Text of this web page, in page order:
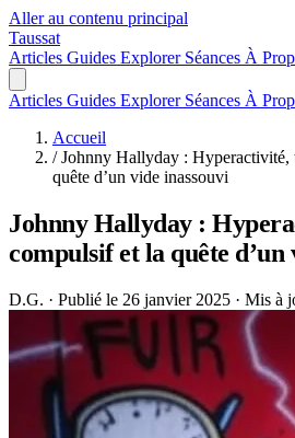
Aller au contenu principal
Taussat
Articles Guides Explorer Séances À
Articles Guides Explorer Séances À
Accueil
/ Johnny Hallyday : Hyperactivité,
quête d’un vide inassouvi
Johnny Hallyday :
compulsif et la quête d’un
D.G. · Publié le 26 janvier 2025 · Mis à